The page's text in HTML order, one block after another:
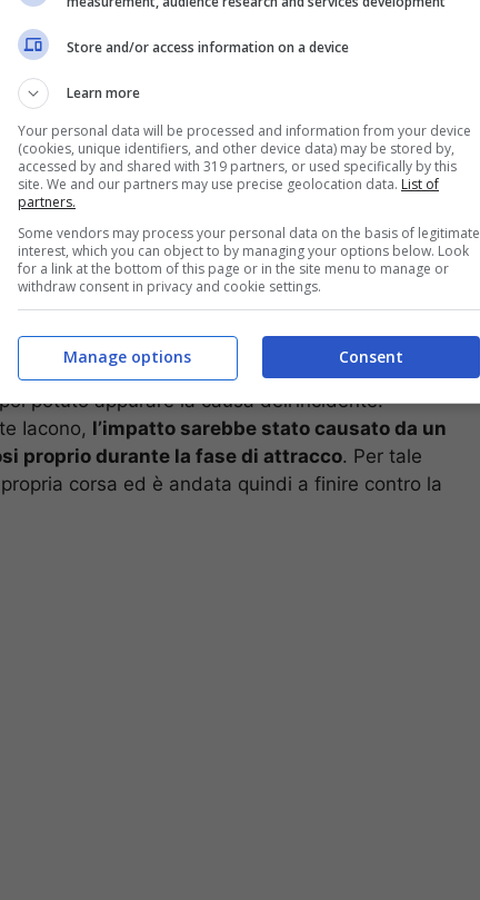
decina di contusi, tutti con ferite di lieve
potuto appurare la causa dell’incidente:
Iacono, l’impatto sarebbe stato causato da un
proprio durante la fase di attracco. Per tale
corsa ed è andata quindi a finire contro la
Store and/or access information on a device
Learn more
Your personal data will be processed and information from your device
(cookies, unique identifiers, and other device data) may be stored by,
accessed by and shared with 319 partners, or used specifically by this
site. We and our partners may use precise geolocation data. List of
partners.
Some vendors may process your personal data on the basis of legitimate
interest, which you can object to by managing your options below. Look
for a link at the bottom of this page or in the site menu to manage or
withdraw consent in privacy and cookie settings.
Consent
Manage options